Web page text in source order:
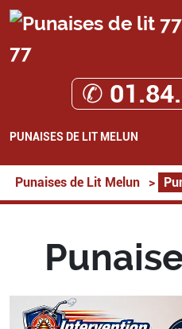
77
✆
PUNAISES DE LIT MELUN
Punaises de Lit Melun >